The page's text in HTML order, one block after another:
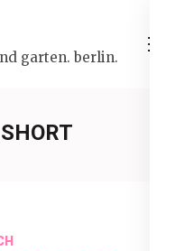
garten. berlin.